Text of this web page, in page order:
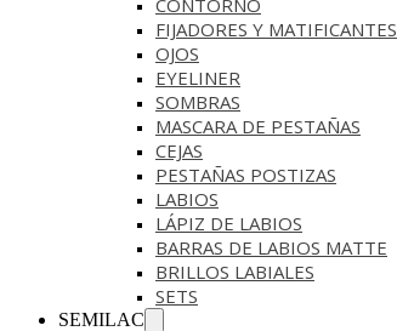
CONTORNO
FIJADORES Y MATIFICANTES
OJOS
EYELINER
SOMBRAS
MASCARA DE PESTAÑAS
CEJAS
PESTAÑAS POSTIZAS
LABIOS
LÁPIZ DE LABIOS
BARRAS DE LABIOS MATTE
BRILLOS LABIALES
SETS
SEMILAC